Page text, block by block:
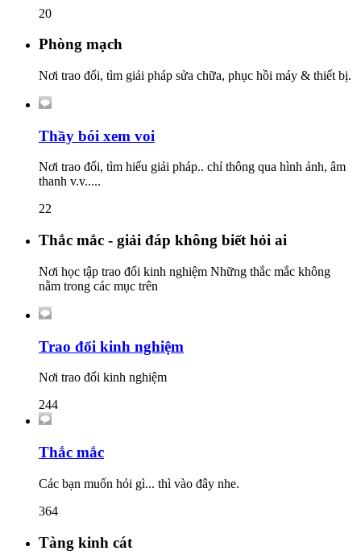
20
Phòng mạch
Nơi trao đổi, tìm giải pháp sửa chữa, phục hồi máy & thiết bị.
Thầy bói xem voi
Nơi trao đổi, tìm hiểu giải pháp.. chỉ thông qua hình ảnh, âm
thanh v.v.....
22
Thắc mắc - giải đáp không biết hỏi ai
Nơi học tập trao đổi kinh nghiệm Những thắc mắc không
nằm trong các mục trên
Trao đổi kinh nghiệm
Nơi trao đổi kinh nghiệm
244
Thắc mắc
Các bạn muốn hỏi gì... thì vào đây nhe.
364
Tàng kinh cát